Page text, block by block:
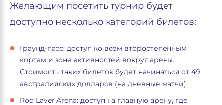
Желающим посетить турнир будет
доступно несколько категорий билетов:
Граунд-пасс: доступ ко всем второстепенным
кортам и зоне активностей вокруг арены.
Стоимость таких билетов будет начинаться от 49
австралийских долларов (на дневные матчи).
Rod Laver Arena: доступ на главную арену, где